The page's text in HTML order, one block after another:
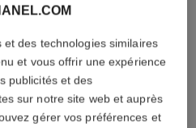
PARFAIT
et des technologies similaires
et vous offrir une expérience
publicités et des
sur notre site web et auprès
gérer vos préférences et